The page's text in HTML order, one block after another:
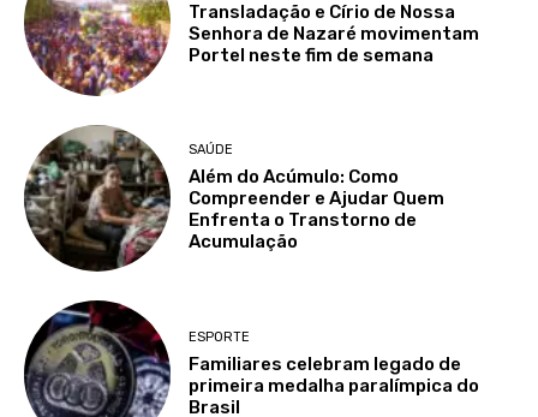
Transladação e Círio de Nossa
Senhora de Nazaré movimentam
Portel neste fim de semana
SAÚDE
Além do Acúmulo: Como
Compreender e Ajudar Quem
Enfrenta o Transtorno de
Acumulação
ESPORTE
Familiares celebram legado de
primeira medalha paralímpica do
Brasil